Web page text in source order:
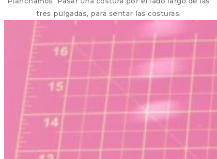
tres pulgadas, para sentar las costuras.